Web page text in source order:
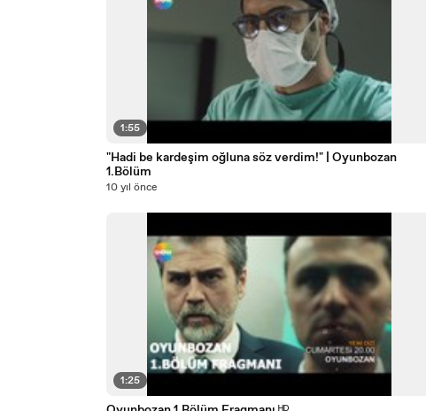
1:55
"Hadi be kardeşim oğluna söz verdim!" | Oyunbozan
1.Bölüm
10 yıl önce
1:25